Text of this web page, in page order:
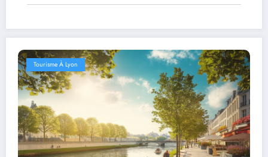
Tourisme À Lyon